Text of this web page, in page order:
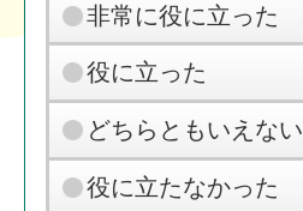
非常に役に立った
役に立った
どちらともいえない
役に立たなかった